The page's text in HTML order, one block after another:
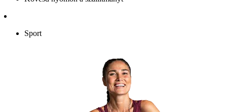
Sport